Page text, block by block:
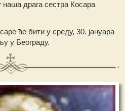
наша драга сестра Косара
ће бити у среду, 30. јануара
у Београду.